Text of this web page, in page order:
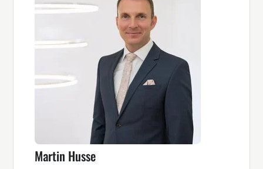
Martin Husse